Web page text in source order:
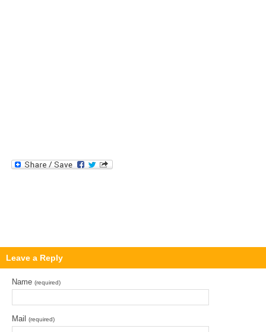
Leave a Reply
Name (required)
Mail (required)